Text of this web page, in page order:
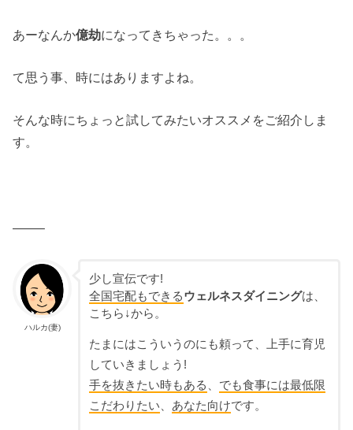
あーなんか億劫になってきちゃった。。。
て思う事、時にはありますよね。
そんな時にちょっと試してみたいオススメをご紹介しま
す。
——–
ハルカ(妻)
少し宣伝です!
全国宅配もできるウェルネスダイニングは、
こちら↓から。
たまにはこういうのにも頼って、上手に育児
していきましょう!
手を抜きたい時もある
でも食事には最低限
こだわりたい
あなた向けです。